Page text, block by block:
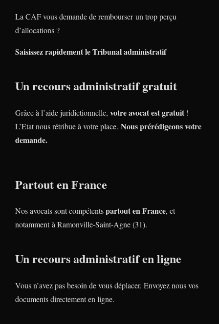
La CAF vous demande de rembourser un trop perçu
d’allocations ?
Saisissez rapidement le Tribunal administratif
Un recours administratif gratuit
Grâce à l’aide juridictionnelle, votre avocat est gratuit !
L’Etat nous rétribue à votre place. Nous prérédigeons votre
demande.
Partout en France
Nos avocats sont compétentspartout en France, et
notamment à Ramonville-Saint-Agne (31).
Un recours administratif en ligne
Vous n’avez pas besoin de vous déplacer. Envoyez nous vos
documents directement en ligne.